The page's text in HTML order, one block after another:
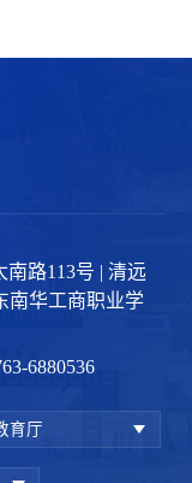
路113号 | 清远
南华工商职业学
6880536
育厅